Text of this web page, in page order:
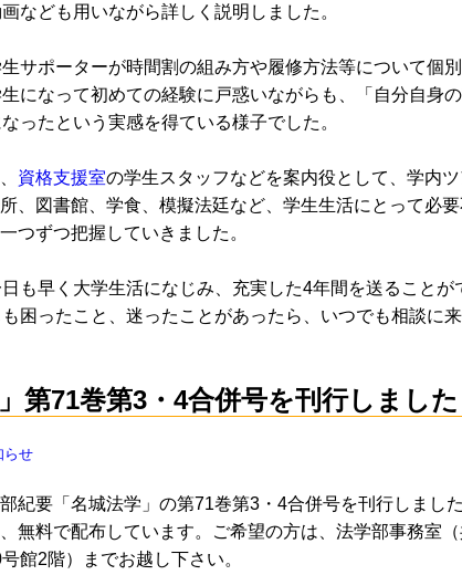
なども用いながら詳しく説明しました。
サポーターが時間割の組み方や履修方法等について個
になって初めての経験に戸惑いながらも、「自分自身
ったという実感を得ている様子でした。
資格支援室の学生スタッフなどを案内役として、学内
、図書館、学食、模擬法廷など、学生生活にとって必
つずつ把握していきました。
も早く大学生活になじみ、充実した4年間を送ること
困ったこと、迷ったことがあったら、いつでも相談に来
」第71巻第3・4合併号を刊行しました
らせ
紀要「名城法学」の第71巻第3・4合併号を刊行しまし
無料で配布しています。ご希望の方は、法学部事務室
号館2階）までお越し下さい。